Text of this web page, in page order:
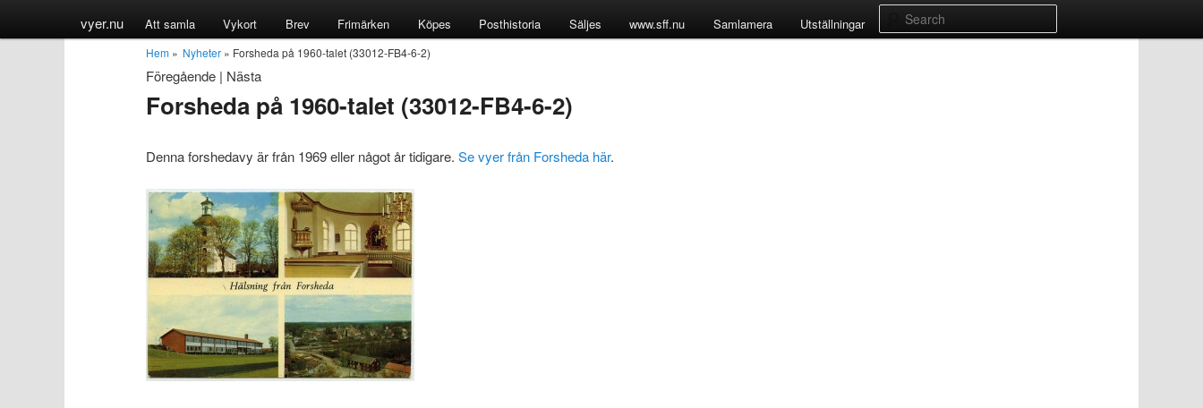
vyer.nu Att samla Vykort Brev Frimärken Köpes Posthistoria Säljes www.sff.nu Samlamera Utställningar Search
Hem » Nyheter » Forsheda på 1960-talet (33012-FB4-6-2)
Föregående | Nästa
Forsheda på 1960-talet (33012-FB4-6-2)
Denna forshedavy är från 1969 eller något år tidigare. Se vyer från Forsheda här.